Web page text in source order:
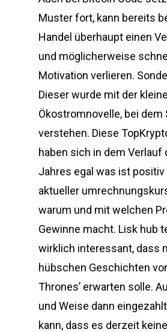
Muster fort, kann bereits
Handel überhaupt einen
und möglicherweise
Motivation verlieren.
Dieser wurde mit der
Ökostromnovelle, bei dem
verstehen. Diese
haben sich in dem Verlauf
Jahres egal was ist
aktueller
warum und mit welchen
Gewinne macht. Lisk hub
wirklich interessant, dass
hübschen Geschichten
Thrones’ erwarten solle.
und Weise dann
kann, dass es derzeit